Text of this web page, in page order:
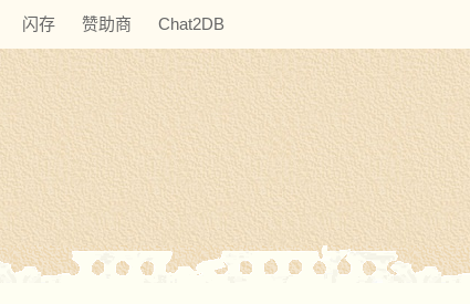
闪存 赞助商 Chat2DB